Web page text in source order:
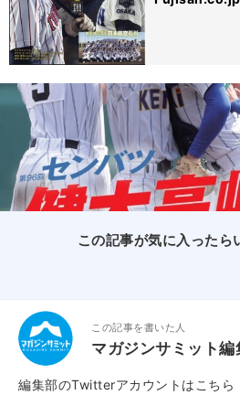
この記事が気に入ったら
この記事を書いた人
マガジンサミット編
編集部のTwitterアカウントはこちら